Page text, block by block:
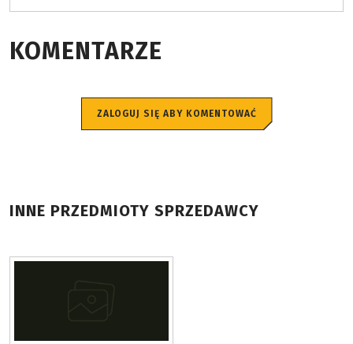
KOMENTARZE
ZALOGUJ SIĘ ABY KOMENTOWAĆ
INNE PRZEDMIOTY SPRZEDAWCY